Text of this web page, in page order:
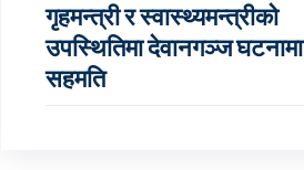
गृहमन्त्री र स्वास्थ्यमन्त्रीको
उपस्थितिमा देवानगञ्ज घटनामा
सहमति